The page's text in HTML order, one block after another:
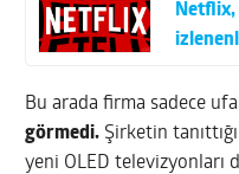
Netflix,
Bu arada firma sadece
görmedi. Şirketin
yeni OLED televizyonları